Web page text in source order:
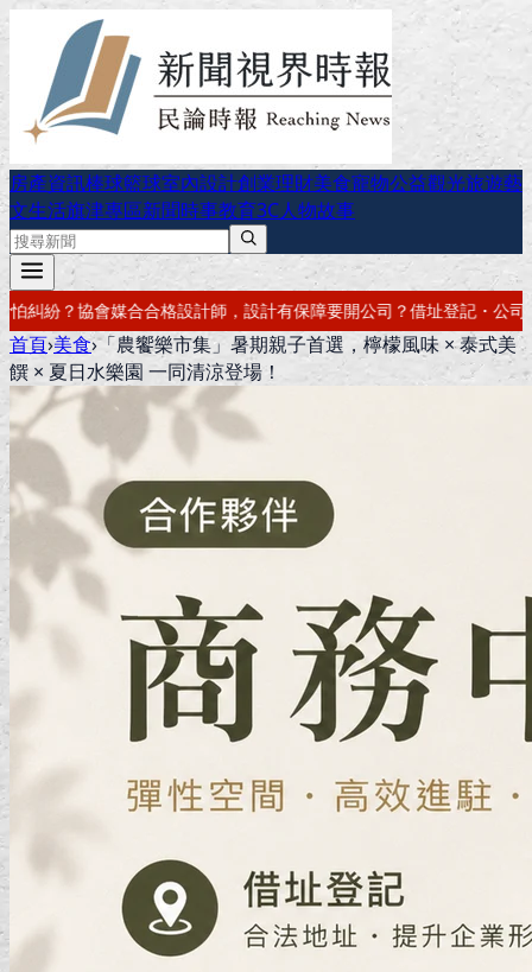
房產資訊棒球籃球室內設計創業理財美食寵物公益觀光旅遊藝
文生活旗津專區新聞時事教育3C人物故事
要開公司？借址登記・公司設立・工商登記一次辦好記帳報稅・節稅規
首頁›美食›「農饗樂市集」暑期親子首選，檸檬風味 × 泰式美
饌 × 夏日水樂園 一同清涼登場！